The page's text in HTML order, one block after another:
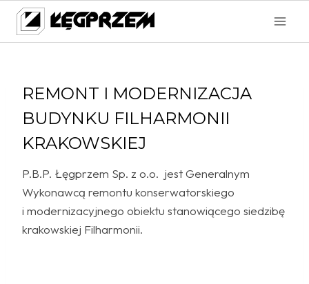
Przejdź
treści
REMONT I MODERNIZACJA
BUDYNKU FILHARMONII
KRAKOWSKIEJ
P.B.P. Łęgprzem Sp. z o.o. jest Generalnym
Wykonawcą remontu konserwatorskiego
i modernizacyjnego obiektu stanowiącego siedzibę
krakowskiej Filharmonii.